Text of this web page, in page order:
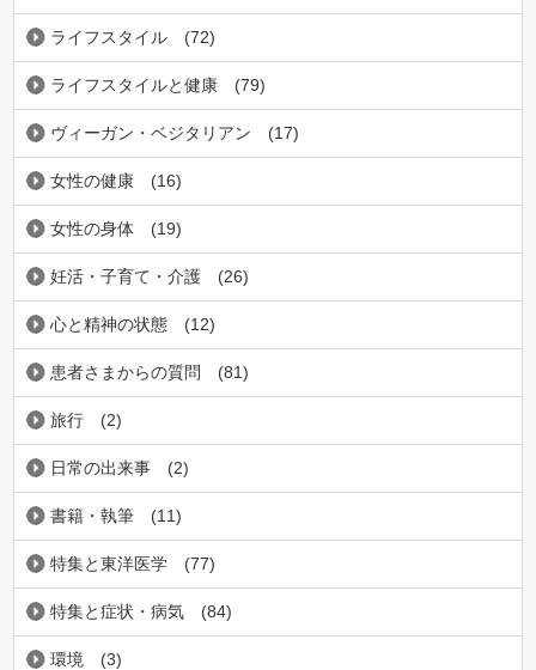
ライフスタイル (72)
ライフスタイルと健康 (79)
ヴィーガン・ベジタリアン (17)
女性の健康 (16)
女性の身体 (19)
妊活・子育て・介護 (26)
心と精神の状態 (12)
患者さまからの質問 (81)
旅行 (2)
日常の出来事 (2)
書籍・執筆 (11)
特集と東洋医学 (77)
特集と症状・病気 (84)
環境 (3)